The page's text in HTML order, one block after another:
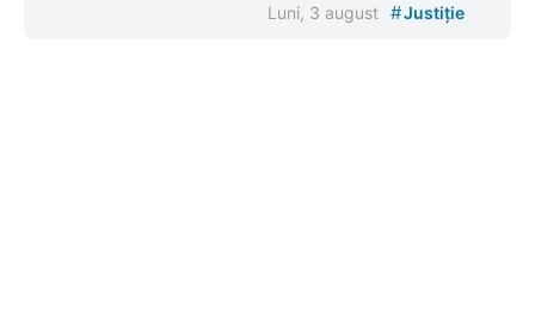
Luni, 3 august #Justiție